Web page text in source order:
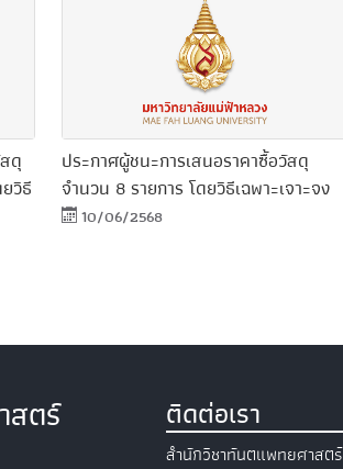
ดุ
วิธี
ประกาศผู้ชนะการเสนอราคาซื้อวัสดุ
จำนวน 8 รายการ โดยวิธีเฉพาะเจาะจง
10/06/2568
สตร์ ติดต่อเรา
สำนักวิชาทันตแพทยศาสตร์